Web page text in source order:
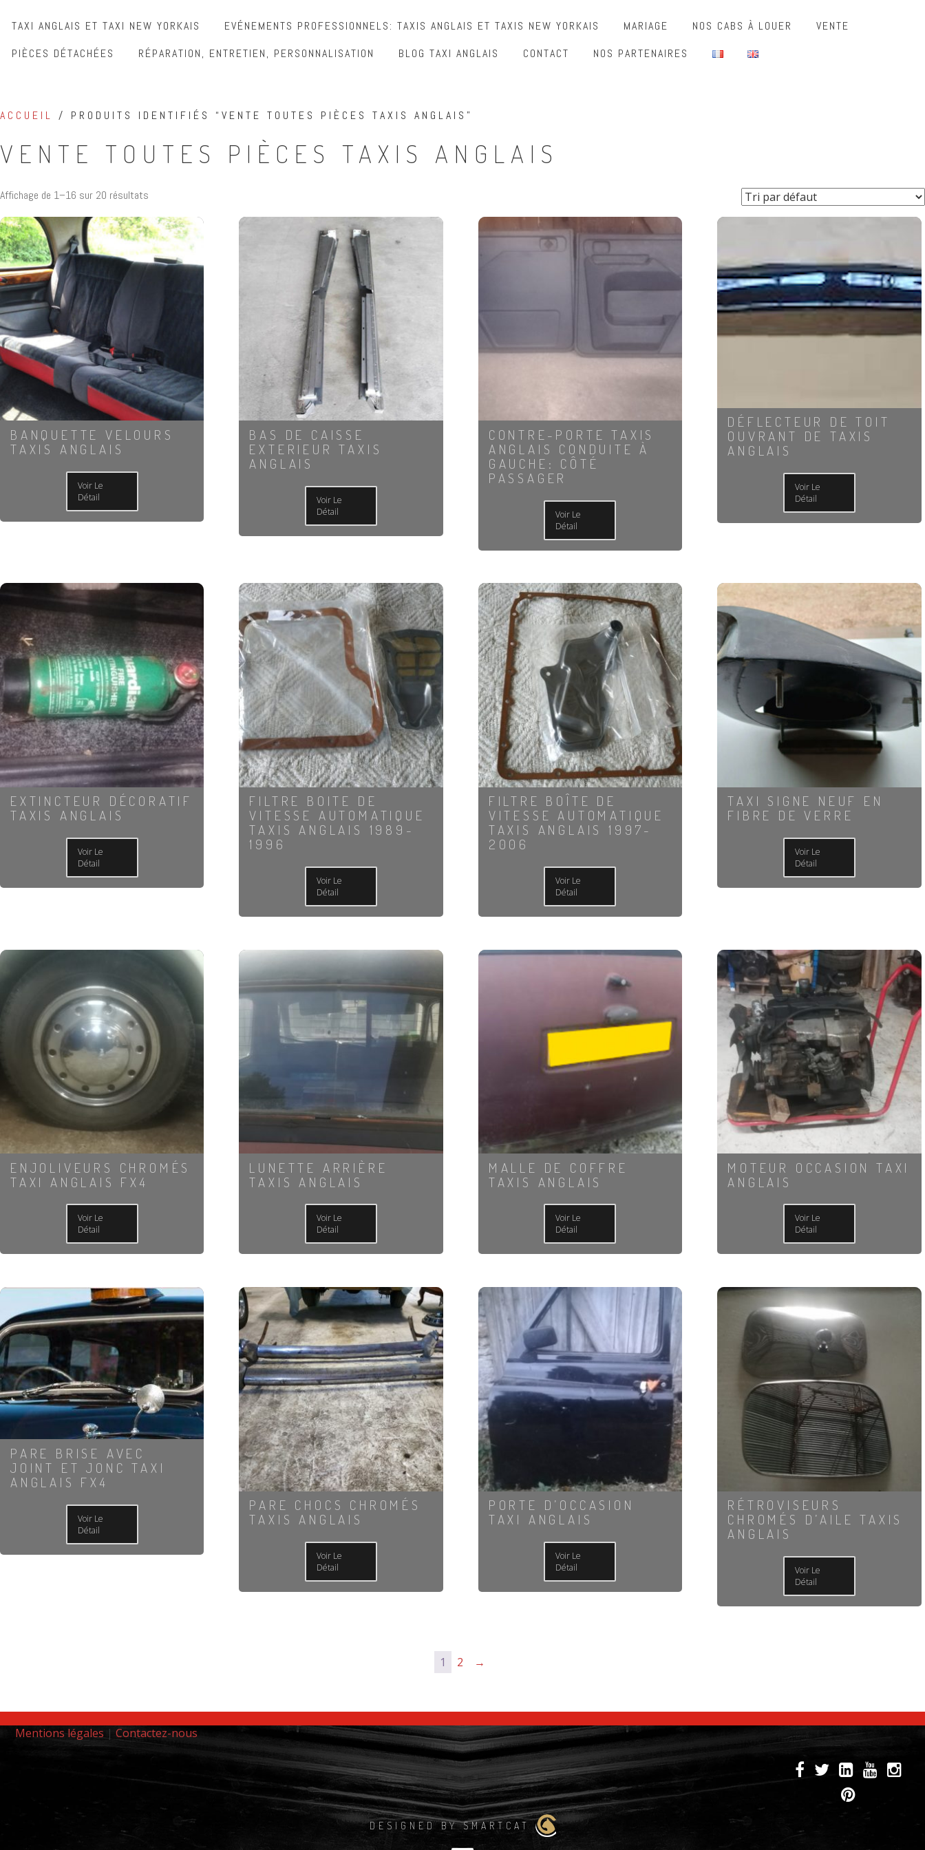
TAXI ANGLAIS ET TAXI NEW YORKAIS EVÉNEMENTS PROFESSIONNELS: TAXIS ANGLAIS ET TAXIS NEW YORKAIS MARIAGE NOS CABS À LOUER
VENTE
PIÈCES DÉTACHÉES
RÉPARATION, ENTRETIEN, PERSONNALISATION BLOG TAXI ANGLAIS CONTACT NOS PARTENAIRES
ACCUEIL / PRODUITS IDENTIFIÉS “VENTE TOUTES PIÈCES TAXIS ANGLAIS”
VENTE TOUTES PIÈCES TAXIS ANGLAIS
Affichage de 1–16 sur 20 résultats
BANQUETTE VELOURS
TAXIS ANGLAIS
Voir Le
Détail
BAS DE CAISSE
EXTERIEUR TAXIS
ANGLAIS
Voir Le
Détail
CONTRE-PORTE TAXIS
ANGLAIS CONDUITE À
GAUCHE: CÔTÉ
PASSAGER
Voir Le
Détail
DÉFLECTEUR DE TOIT
OUVRANT DE TAXIS
ANGLAIS
Voir Le
Détail
EXTINCTEUR DÉCORATIF
TAXIS ANGLAIS
Voir Le
Détail
FILTRE BOITE DE
VITESSE AUTOMATIQUE
TAXIS ANGLAIS 1989-
1996
Voir Le
Détail
FILTRE BOÎTE DE
VITESSE AUTOMATIQUE
TAXIS ANGLAIS 1997-
2006
Voir Le
Détail
TAXI SIGNE NEUF EN
FIBRE DE VERRE
Voir Le
Détail
ENJOLIVEURS CHROMÉS
TAXI ANGLAIS FX4
Voir Le
Détail
LUNETTE ARRIÈRE
TAXIS ANGLAIS
Voir Le
Détail
MALLE DE COFFRE
TAXIS ANGLAIS
Voir Le
Détail
MOTEUR OCCASION TAXI
ANGLAIS
Voir Le
Détail
PARE BRISE AVEC
JOINT ET JONC TAXI
ANGLAIS FX4
Voir Le
Détail
PARE CHOCS CHROMÉS
TAXIS ANGLAIS
Voir Le
Détail
PORTE D’OCCASION
TAXI ANGLAIS
Voir Le
Détail
RÉTROVISEURS
CHROMÉS D’AILE TAXIS
ANGLAIS
Voir Le
Détail
1 2 →
Mentions légales | Contactez-nous
DESIGNED BY SMARTCAT